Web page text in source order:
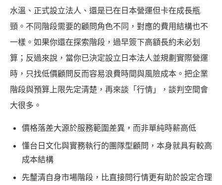
水溫、正式設立法人、還是已在日本營運但卡在成長瓶
頸。不同階段需要的顧問角色不同，對應的費用結構也不
一樣。如果你還在探索階段，過早簽下高額長約未必划
算；反過來說，當你已決定設立日本法人並規劃實際營運
時，只找低價顧問反而容易浪費時間與風險成本。把企業
階段與預算上限先定清楚，再來談「行情」，談判空間會
大很多。
價格落差大源於服務範圍差異，而非單純時薪高低
懂台日文化與實務執行的團隊型顧問，本身就具有較高
成本結構
先釐清自身市場階段，比直接問行情更有助於設定合理